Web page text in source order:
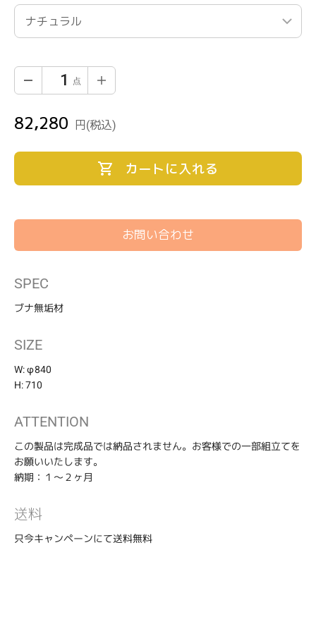
通
価
82,280 円 (税込)
カートに入れる
お問い合わせ
カ
ー
ト
品
追
加
SPEC
ブナ無垢材
SIZE
W: φ840
H: 710
ATTENTION
この製品は完成品では納品されません。お客様での一部組立てを
お願いいたします。
納期：１〜２ヶ月
送料
只今キャンペーンにて送料無料